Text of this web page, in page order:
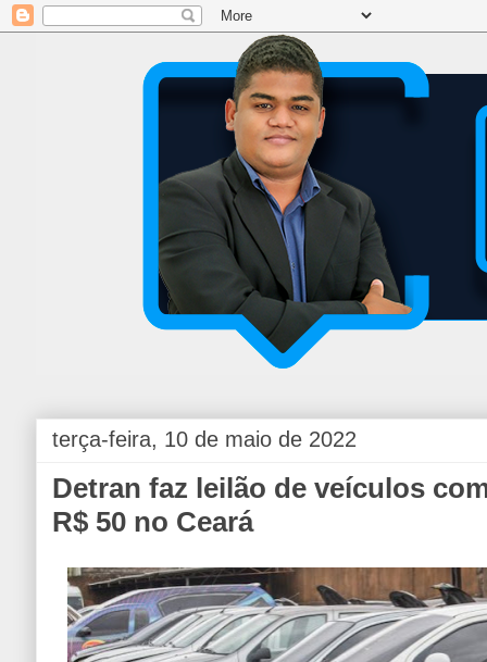
terça-feira, 10 de maio de 2022
Detran faz leilão de veículos
R$ 50 no Ceará